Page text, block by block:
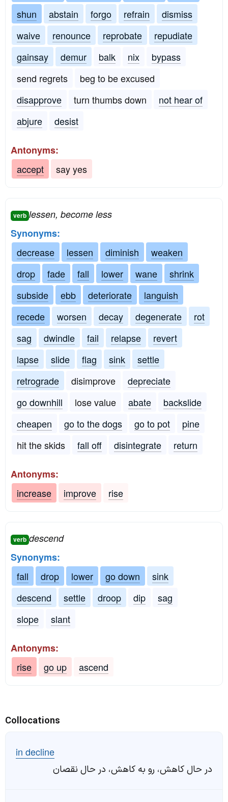
shun
abstain forgo refrain
dismiss
waive
renounce reprobate
repudiate
gainsay
demur balk nix
bypass
send regrets
beg to be excused
disapprove
turn thumbs down
not hear of
abjure
desist
Antonyms:
accept
say yes
verb lessen, become less
Synonyms:
decrease
lessen diminish
weaken
drop
fade fall lower wane
shrink
subside
ebb deteriorate
languish
recede
worsen decay degenerate
rot
sag
dwindle fail relapse
revert
lapse
slide flag sink
settle
retrograde
disimprove
depreciate
go downhill
lose value abate
backslide
cheapen
go to the dogs go to pot
pine
hit the skids
fall off disintegrate return
Antonyms:
increase
improve rise
verb descend
Synonyms:
fall
drop lower go down
sink
descend
settle droop dip
sag
slope
slant
Antonyms:
rise
go up ascend
Collocations
in decline
در حال کاهش، رو به کاهش، در حال نقصان